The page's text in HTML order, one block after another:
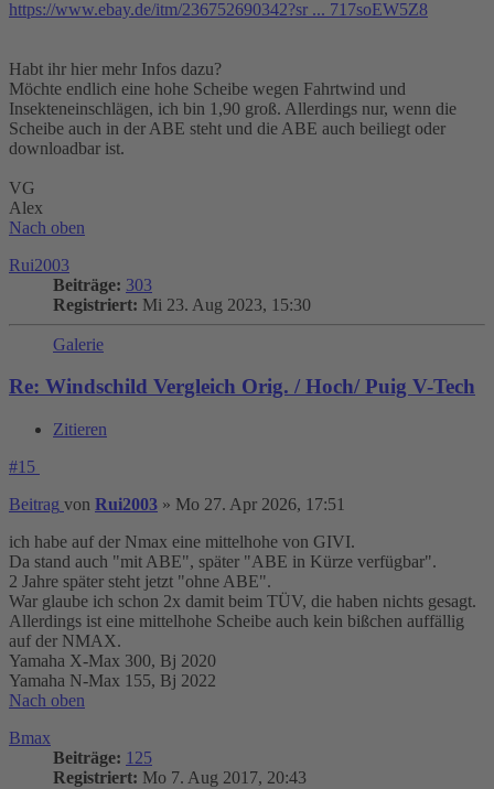
https://www.ebay.de/itm/236752690342?sr ... 717soEW5Z8
Habt ihr hier mehr Infos dazu?
Möchte endlich eine hohe Scheibe wegen Fahrtwind und
Insekteneinschlägen, ich bin 1,90 groß. Allerdings nur, wenn die
Scheibe auch in der ABE steht und die ABE auch beiliegt oder
downloadbar ist.
VG
Alex
Nach oben
Rui2003
Beiträge: 303
Registriert: Mi 23. Aug 2023, 15:30
Galerie
Re: Windschild Vergleich Orig. / Hoch/ Puig V-Tech
Zitieren
#15
Beitrag von Rui2003 » Mo 27. Apr 2026, 17:51
ich habe auf der Nmax eine mittelhohe von GIVI.
Da stand auch "mit ABE", später "ABE in Kürze verfügbar".
2 Jahre später steht jetzt "ohne ABE".
War glaube ich schon 2x damit beim TÜV, die haben nichts gesagt.
Allerdings ist eine mittelhohe Scheibe auch kein bißchen auffällig
auf der NMAX.
Yamaha X-Max 300, Bj 2020
Yamaha N-Max 155, Bj 2022
Nach oben
Bmax
Beiträge: 125
Registriert: Mo 7. Aug 2017, 20:43